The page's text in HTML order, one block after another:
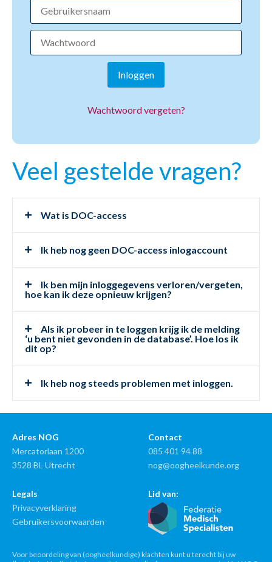
Inloggen
Wachtwoord vergeten?
Veel gestelde vragen?
Wat is DOC-access
Ik heb nog geen DOC-access inlogaccount
Ik ben mijn inloggegevens verloren/vergeten,
hoe kan ik deze opnieuw krijgen?
Als ik probeer in te loggen krijg ik de melding
‘u bent niet gevonden in de database’. Hoe los ik
dit op?
Ik heb nog steeds problemen met inloggen.
Adres NOG
Mercatorlaan 1200
3528 BL Utrecht
Contact
085 401 94 88
nog@oogheelkunde.org
Legals
Privacyverklaring
Gebruikersvoorwaarden
Lid van:
Voor beoordeling van (oogheelkundige) klachten kunt u terecht bij uw